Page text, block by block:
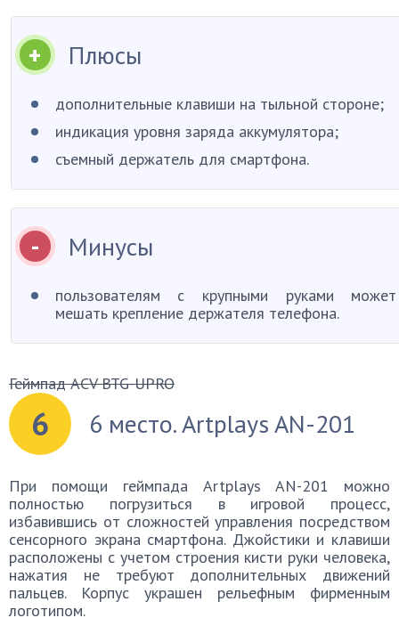
Плюсы
дополнительные клавиши на тыльной стороне;
индикация уровня заряда аккумулятора;
съемный держатель для смартфона.
Минусы
пользователям с крупными руками может
мешать крепление держателя телефона.
Геймпад ACV BTG-UPRO
6 6 место. Artplays AN-201
При помощи геймпада Artplays AN-201 можно
полностью погрузиться в игровой процесс,
избавившись от сложностей управления посредством
сенсорного экрана смартфона. Джойстики и клавиши
расположены с учетом строения кисти руки человека,
нажатия не требуют дополнительных движений
пальцев. Корпус украшен рельефным фирменным
логотипом.